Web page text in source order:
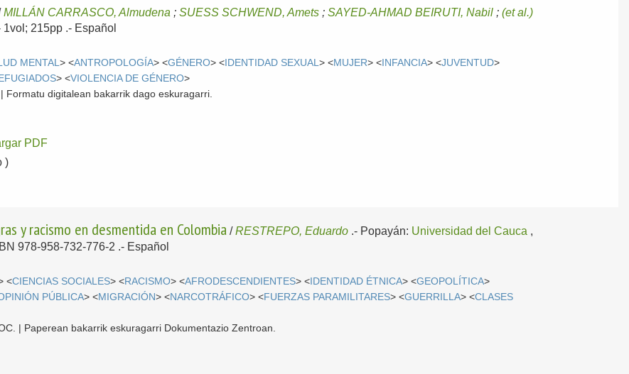
MILLÁN CARRASCO, Almudena ;SUESS SCHWEND, Amets ;SAYED-AHMAD BEIRUTI, Nabil ;(et al.)
1vol; 215pp .- Español
MENTAL> <ANTROPOLOGÍA> <GÉNERO> < IDENTIDAD SEXUAL> <MUJER> < INFANCIA> <JUVENTUD>
> <VIOLENCIA DE GÉNERO>
Formatu digitalean bakarrik dago eskuragarri.
PDF
)
y racismo en desmentida en Colombia /RESTREPO, Eduardo .- Popayán: Universidad del Cauca ,
978-958-732-776-2 .- Español
<CIENCIAS SOCIALES> <RACISMO> <AFRODESCENDIENTES> < IDENTIDAD ÉTNICA> <GEOPOLÍTICA>
PÚBLICA> <MIGRACIÓN> <NARCOTRÁFICO> <FUERZAS PARAMILITARES> <GUERRILLA> <CLASES
| Paperean bakarrik eskuragarri Dokumentazio Zentroan.